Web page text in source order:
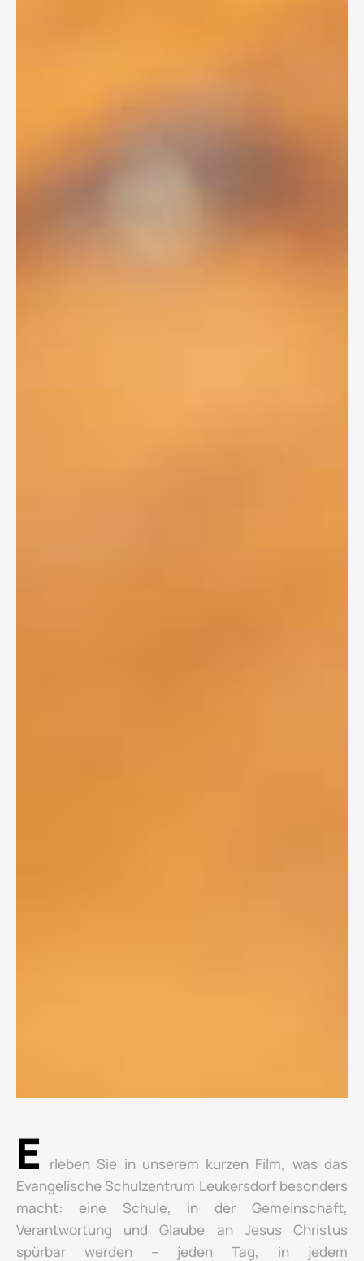
E
rleben Sie in unserem kurzen Film, was das
Evangelische Schulzentrum Leukersdorf besonders
macht: eine Schule, in der Gemeinschaft,
Verantwortung und Glaube an Jesus Christus
spürbar werden – jeden Tag, in jedem